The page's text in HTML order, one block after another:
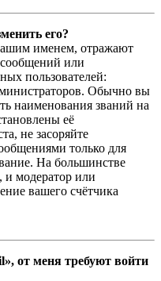
его?
именем, отражают
или
пользователей:
Обычно вы
наименования званий на
её
не засоряйте
только для
На большинстве
и модератор или
вашего счётчика
от меня требуют войти